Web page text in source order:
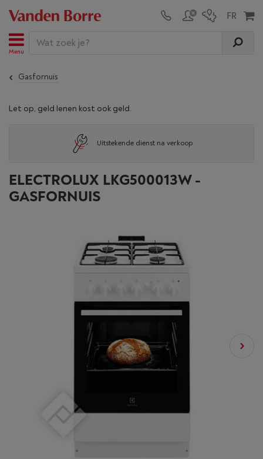
Menu
Gasfornuis
Let op, geld lenen kost ook geld.
Uitstekende dienst na verkoop
ELECTROLUX LKG500013W -
GASFORNUIS